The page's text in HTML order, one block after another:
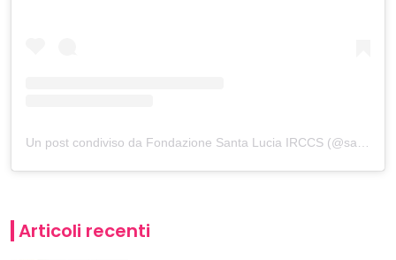
Un post condiviso da Fondazione Santa Lucia IRCCS (@santa_lucia_irccs)
Articoli recenti